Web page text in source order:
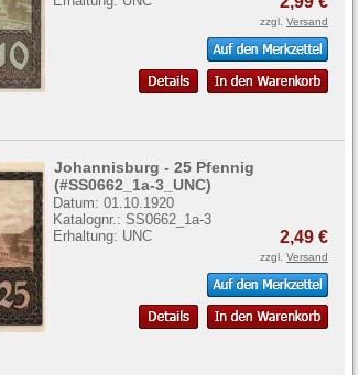
zzgl. Versand
Johannisburg - 25 Pfennig
(#SS0662_1a-3_UNC)
Datum: 01.10.1920
Katalognr.: SS0662_1a-3
Erhaltung: UNC
2,49 €
zzgl. Versand